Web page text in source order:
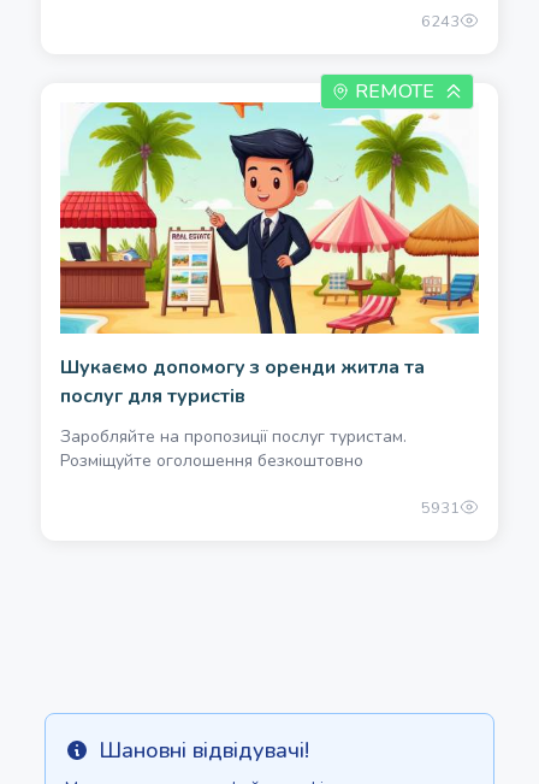
6243
REMOTE
Шукаємо допомогу з оренди житла та
послуг для туристів
Заробляйте на пропозиції послуг туристам.
Розміщуйте оголошення безкоштовно
5931
Info Шановні відвідувачі!